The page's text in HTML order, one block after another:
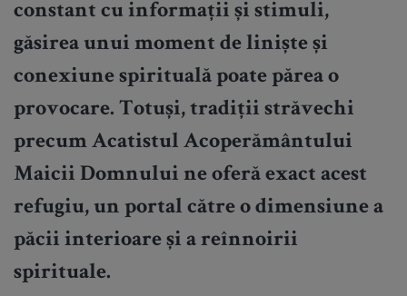
constant cu informații și stimuli,
găsirea unui moment de liniște și
conexiune spirituală poate părea o
provocare. Totuși, tradiții străvechi
precum Acatistul Acoperământului
Maicii Domnului ne oferă exact acest
refugiu, un portal către o dimensiune a
păcii interioare și a reînnoirii
spirituale.